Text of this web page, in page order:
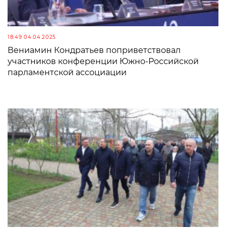
18:49 04.04.2025
Вениамин Кондратьев поприветствовал
участников конференции Южно-Российской
парламентской ассоциации